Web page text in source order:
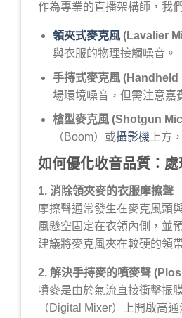
作為專業的直播架構師，我
領夾式麥克風(Lavalier
與衣服的物理接觸噪音。
手持式麥克風 (Handheld
場環境噪音，但需注意嘉
槍型麥克風 (Shotgun
（Boom）或攝影機 上方
如何優化收音品質：
1. 消除領夾麥的衣服摩擦聲
摩擦聲通常發生在麥克風頭
風懸空固定在衣領內側，並
建議將麥克風夾在較硬的領
2. 解決手持麥的噴麥聲
噴麥是由於氣流直接衝擊振
（Digital Mixer）上開啟高